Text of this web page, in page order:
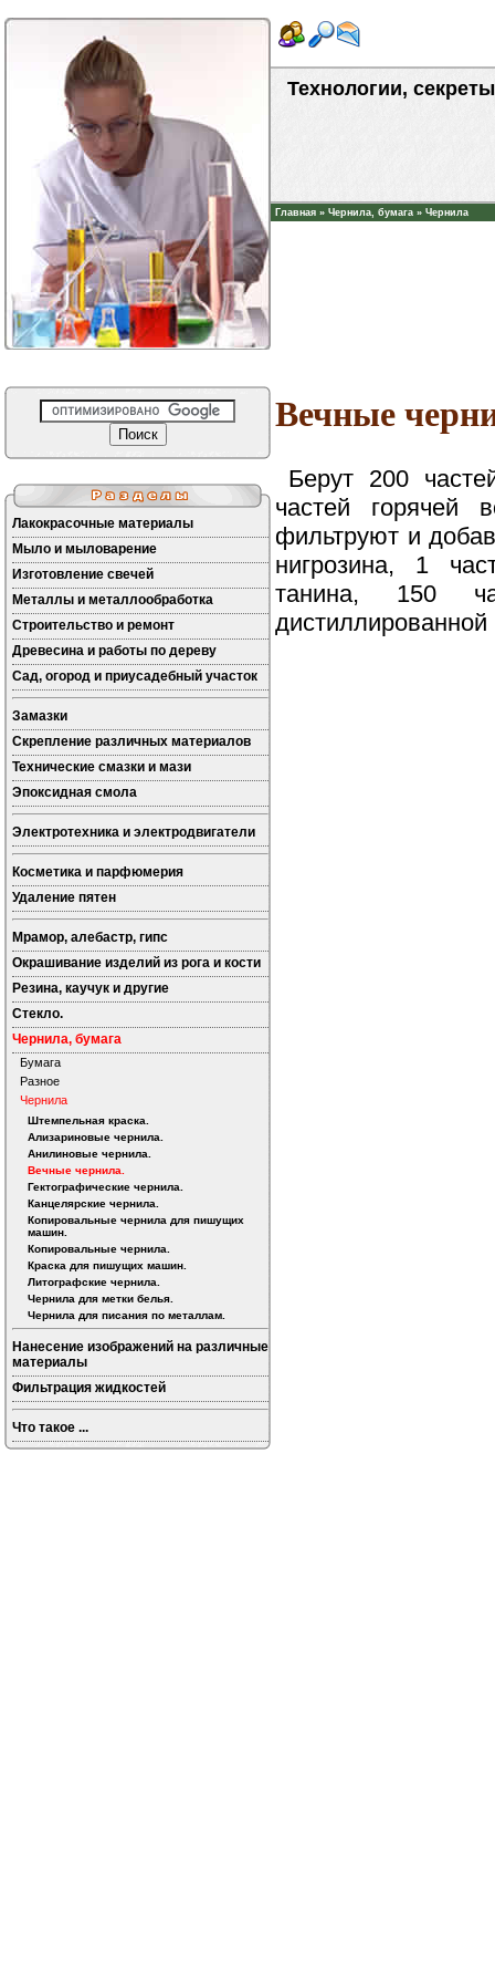
Технологии,
Главная » Чернила, бумага » Чернила
Лакокрасочные материалы
Мыло и мыловарение
Изготовление свечей
Металлы и металлообработка
Строительство и ремонт
Древесина и работы по дереву
Сад, огород и приусадебный участок
Замазки
Скрепление различных материалов
Технические смазки и мази
Эпоксидная смола
Электротехника и электродвигатели
Косметика и парфюмерия
Удаление пятен
Мрамор, алебастр, гипс
Окрашивание изделий из рога и кости
Резина, каучук и другие
Стекло.
Чернила, бумага
Бумага
Разное
Чернила
Штемпельная краска.
Ализариновые чернила.
Анилиновые чернила.
Вечные чернила.
Гектографические чернила.
Канцелярские чернила.
Копировальные чернила для пишущих
машин.
Копировальные чернила.
Краска для пишущих машин.
Литографские чернила.
Чернила для метки белья.
Чернила для писания по металлам.
Нанесение изображений на различные
материалы
Фильтрация жидкостей
Что такое ...
Вечные
Берут 200
частей горячей
фильтруют и
нигрозина, 1
танина, 150